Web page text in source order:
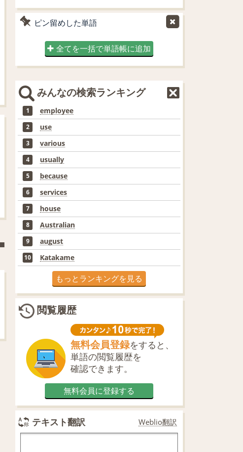
ピン留めした単語
全てを一括で単語帳に追加
みんなの検索ランキング
1 employee
2 use
3 various
4 usually
5 because
6 services
7 house
8 Australian
9 august
10 Katakame
もっとランキングを見る
閲覧履歴
無料会員登録をすると、
単語の閲覧履歴を
確認できます。
無料会員に登録する
テキスト翻訳 Weblio翻訳